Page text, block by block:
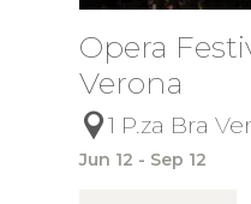
Opera
Verona
1 P.za Bra
Jun 12 - Sep 12